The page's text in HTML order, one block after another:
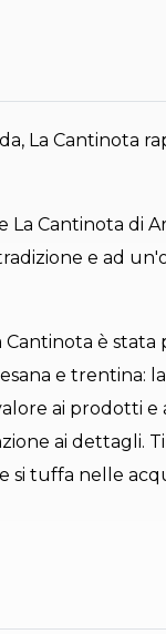
La Cantinota
Cantinota di
e ad
è stata
e trentina:
ai prodotti e
ai dettagli.
si tuffa nelle